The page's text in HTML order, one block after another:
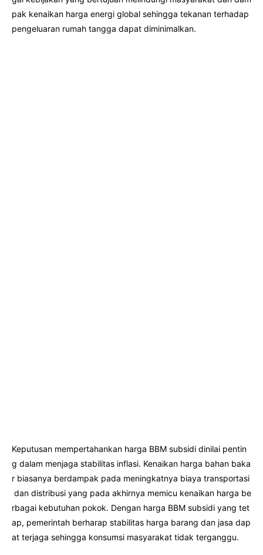
pak kenaikan harga energi global sehingga tekanan terhadap
pengeluaran rumah tangga dapat diminimalkan.
Keputusan mempertahankan harga BBM subsidi dinilai pentin
g dalam menjaga stabilitas inflasi. Kenaikan harga bahan baka
r biasanya berdampak pada meningkatnya biaya transportasi
dan distribusi yang pada akhirnya memicu kenaikan harga be
rbagai kebutuhan pokok. Dengan harga BBM subsidi yang tet
ap, pemerintah berharap stabilitas harga barang dan jasa dap
at terjaga sehingga konsumsi masyarakat tidak terganggu.